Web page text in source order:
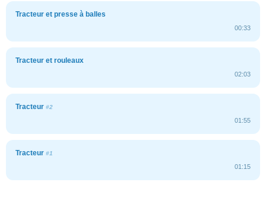
Tracteur et presse à balles
00:33
Tracteur et rouleaux
02:03
Tracteur #2
01:55
Tracteur #1
01:15